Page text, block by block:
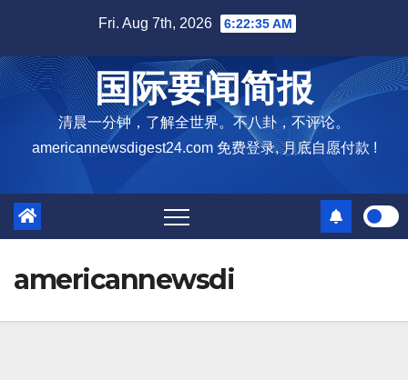
content
Fri. Aug 7th, 2026 6:22:36 AM
国际要闻简报
清晨一分钟，了解全世界。不八卦，不评论。
americannewsdigest24.com 免费登录, 月底自愿付款 !
americannewsdi